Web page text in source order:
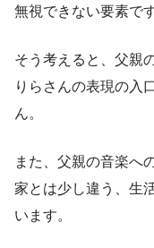
無視できない要素です
そう考えると、父親
りらさんの表現の入
ん。
また、父親の音楽へ
家とは少し違う、生
います。